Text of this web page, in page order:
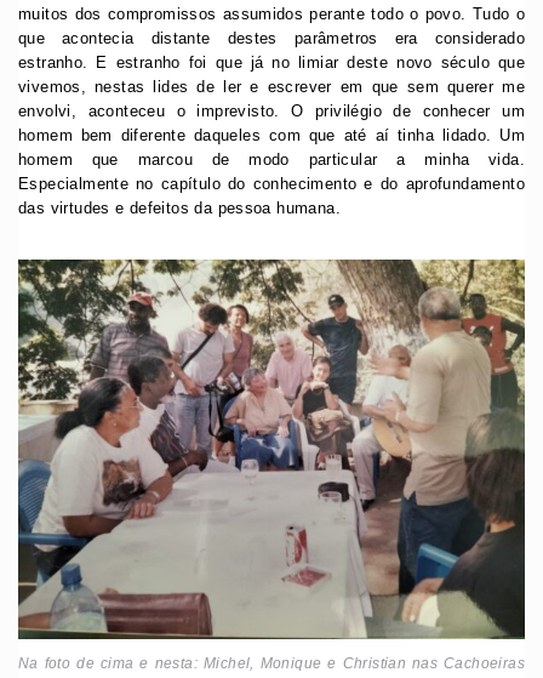
muitos dos compromissos assumidos perante todo o povo. Tudo o
que acontecia distante destes parâmetros era considerado
estranho. E estranho foi que já no limiar deste novo século que
vivemos, nestas lides de ler e escrever em que sem querer me
envolvi, aconteceu o imprevisto. O privilégio de conhecer um
homem bem diferente daqueles com que até aí tinha lidado. Um
homem que marcou de modo particular a minha vida.
Especialmente no capítulo do conhecimento e do aprofundamento
das virtudes e defeitos da pessoa humana.
Na foto de cima e nesta: Michel, Monique e Christian nas Cachoeiras